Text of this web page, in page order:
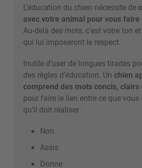
L’éducation du chien nécessite de
avec votre animal pour vous
Au-delà des mots, c’est votre ton
qui lui imposeront le respect.
Inutile d’user de longues tirades
des règles d’éducation. Un chien
comprend des mots concis, clairs
pour faire le lien entre ce que vous
qu’il doit réaliser :
Non
Assis
Donne